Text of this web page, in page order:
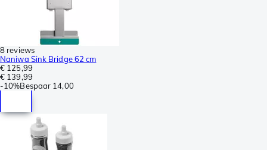
8 reviews
Naniwa Sink Bridge 62 cm
€ 125,99
€ 139,99
-10%Bespaar 14,00